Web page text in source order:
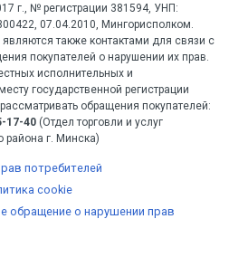
г., № регистрации 381594, УНП:
07.04.2010, Мингорисполком.
также контактами для связи с
покупателей о нарушении их прав.
исполнительных и
государственной регистрации
обращения покупателей:
17-40 (Отдел торговли и услуг
района г. Минска)
потребителей
cookie
обращение о нарушении прав